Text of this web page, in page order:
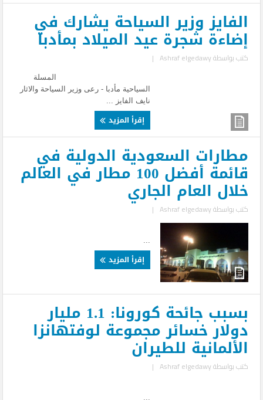
الفايز وزير السياحة يشارك في
إضاءة شجرة عيد الميلاد بمأدبا
كتب بواسطةAshraf elgedawy
|
المسلة
السياحية مأدبا - رعى وزير السياحة والاثار
نايف الفايز ...
إقرأ المزيد
مطارات السعودية الدولية في
قائمة أفضل 100 مطار في العالم
خلال العام الجاري
كتب بواسطةAshraf elgedawy
|
إقرأ المزيد
بسبب جائحة كورونا: 1.1 مليار
دولار خسائر مجموعة لوفتهانزا
الألمانية للطيران
كتب بواسطةAshraf elgedawy
|